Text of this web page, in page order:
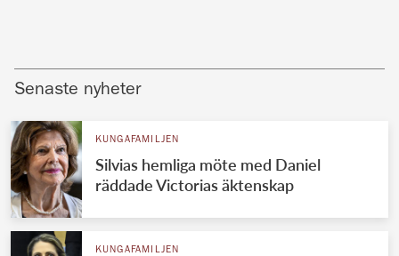
Senaste nyheter
KUNGAFAMILJEN
Silvias hemliga möte med Daniel
räddade Victorias äktenskap
KUNGAFAMILJEN